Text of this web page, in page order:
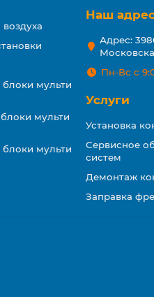
мульти
мульти
мульти
Наш
Адрес:
Пн-Вс с
Услуги
Установка
Сервисное
систем
Демонтаж
Заправка